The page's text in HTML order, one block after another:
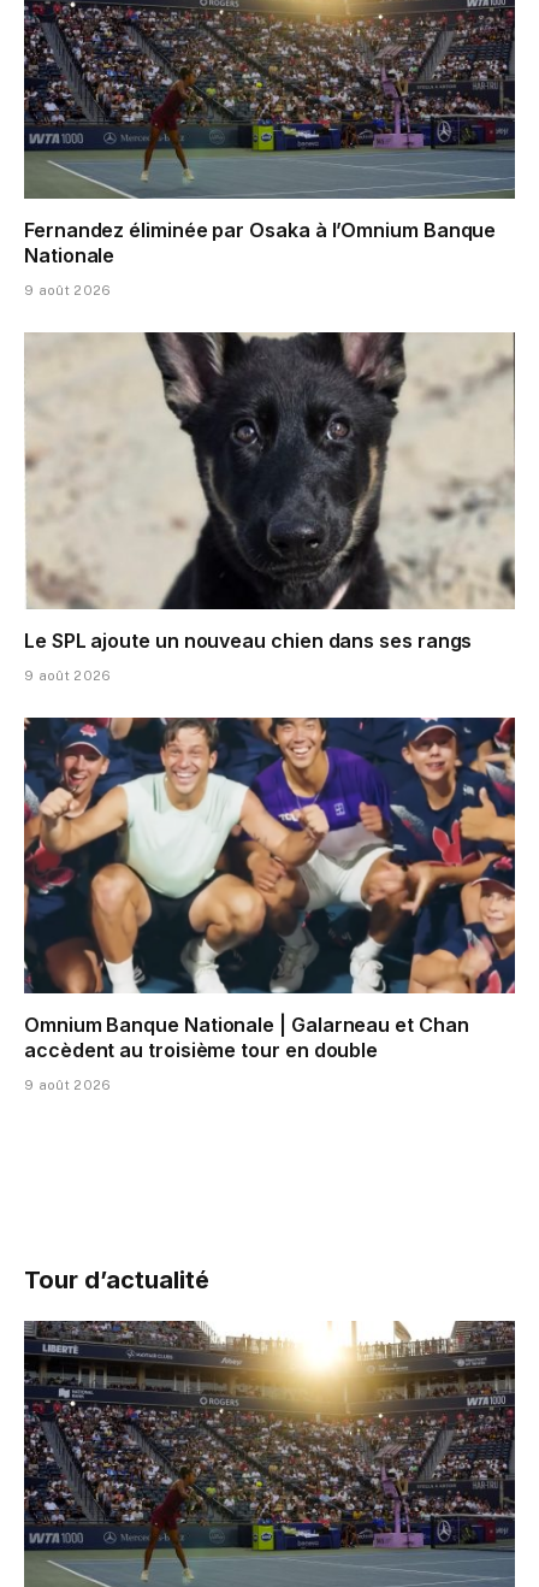
Fernandez éliminée par Osaka à l’Omnium Banque
Nationale
9 août 2026
Le SPL ajoute un nouveau chien dans ses rangs
9 août 2026
Omnium Banque Nationale | Galarneau et Chan
accèdent au troisième tour en double
9 août 2026
Tour d’actualité